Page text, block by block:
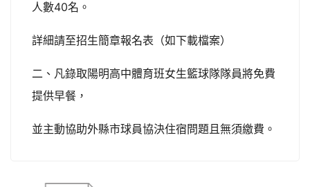
人數40名。
詳細請至招生簡章報名表（如下載檔案）
二、凡錄取陽明高中體育班女生籃球隊隊員將免費
提供早餐，
並主動協助外縣市球員協決住宿問題且無須繳費。